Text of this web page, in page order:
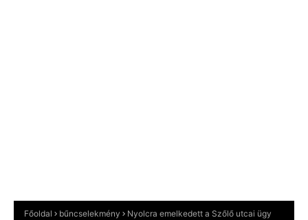
Főoldal bűncselekmény
Nyolcra emelkedett a Szőlő utcai ügy